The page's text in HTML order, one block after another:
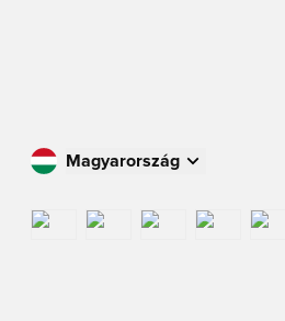
Magyarország